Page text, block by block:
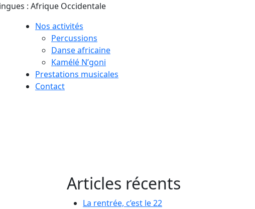
: Afrique Occidentale
Nos activités
Percussions
Danse africaine
Kamélé N’goni
Prestations musicales
Contact
Articles récents
La rentrée, c’est le 22